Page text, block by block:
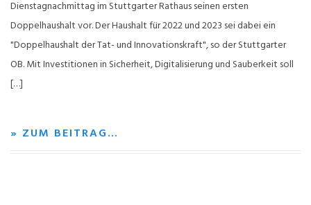
Dienstagnachmittag im Stuttgarter Rathaus seinen ersten
Doppelhaushalt vor. Der Haushalt für 2022 und 2023 sei dabei ein
"Doppelhaushalt der Tat- und Innovationskraft", so der Stuttgarter
OB. Mit Investitionen in Sicherheit, Digitalisierung und Sauberkeit soll
[…]
» ZUM BEITRAG…